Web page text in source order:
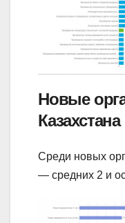
Новые
Среди новых
— средних 2 и